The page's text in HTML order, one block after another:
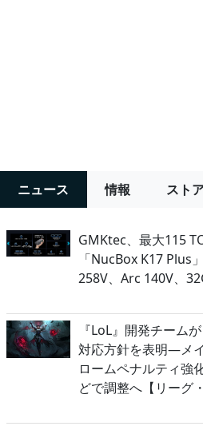
ニュース 情報 スト
GMKtec、最大115
「NucBox K17
258V、Arc 140V、
『LoL』開発チーム
対応方針を表明―メ
ロームペナルティ強
どで調整へ【リーグ